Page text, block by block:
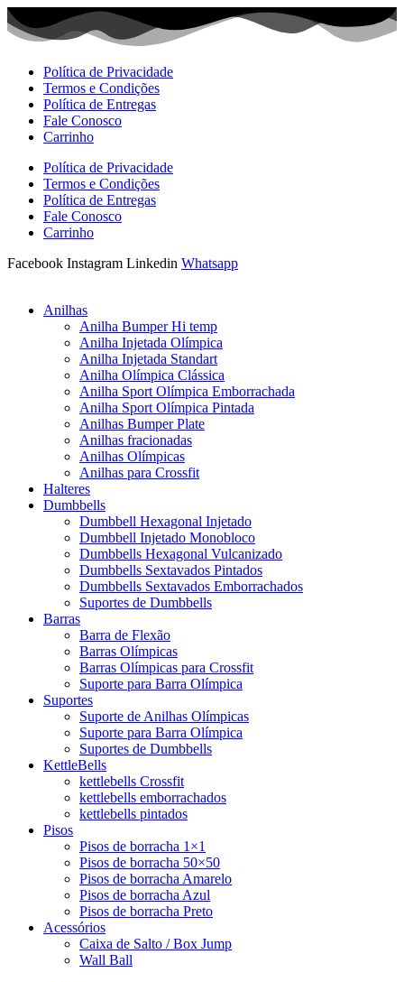
Ir
para
Política de Privacidade
Termos e Condições
Política de Entregas
Fale Conosco
Carrinho
Política de Privacidade
Termos e Condições
Política de Entregas
Fale Conosco
Carrinho
Facebook Instagram Linkedin Whatsapp
Anilhas
Anilha Bumper Hi temp
Anilha Injetada Olímpica
Anilha Injetada Standart
Anilha Olímpica Clássica
Anilha Sport Olímpica Emborrachada
Anilha Sport Olímpica Pintada
Anilhas Bumper Plate
Anilhas fracionadas
Anilhas Olímpicas
Anilhas para Crossfit
Halteres
Dumbbells
Dumbbell Hexagonal Injetado
Dumbbell Injetado Monobloco
Dumbbells Hexagonal Vulcanizado
Dumbbells Sextavados Pintados
Dumbbells Sextavados Emborrachados
Suportes de Dumbbells
Barras
Barra de Flexão
Barras Olímpicas
Barras Olímpicas para Crossfit
Suporte para Barra Olímpica
Suportes
Suporte de Anilhas Olímpicas
Suporte para Barra Olímpica
Suportes de Dumbbells
KettleBells
kettlebells Crossfit
kettlebells emborrachados
kettlebells pintados
Pisos
Pisos de borracha 1×1
Pisos de borracha 50×50
Pisos de borracha Amarelo
Pisos de borracha Azul
Pisos de borracha Preto
Acessórios
Caixa de Salto / Box Jump
Wall Ball